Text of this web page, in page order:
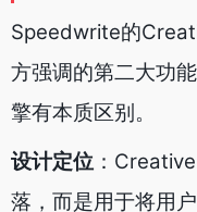
Speedwrite的
方强调的第二大功
擎有本质区别。
设计定位 ：
落，而是用于将用